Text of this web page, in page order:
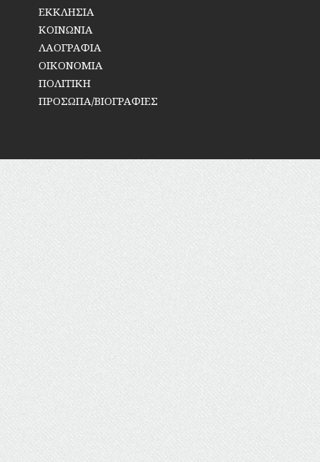
ΕΚΚΛΗΣΙΑ
ΚΟΙΝΩΝΙΑ
ΛΑΟΓΡΑΦΙΑ
ΟΙΚΟΝΟΜΙΑ
ΠΟΛΙΤΙΚΗ
ΠΡΟΣΩΠΑ/ΒΙΟΓΡΑΦΙΕΣ